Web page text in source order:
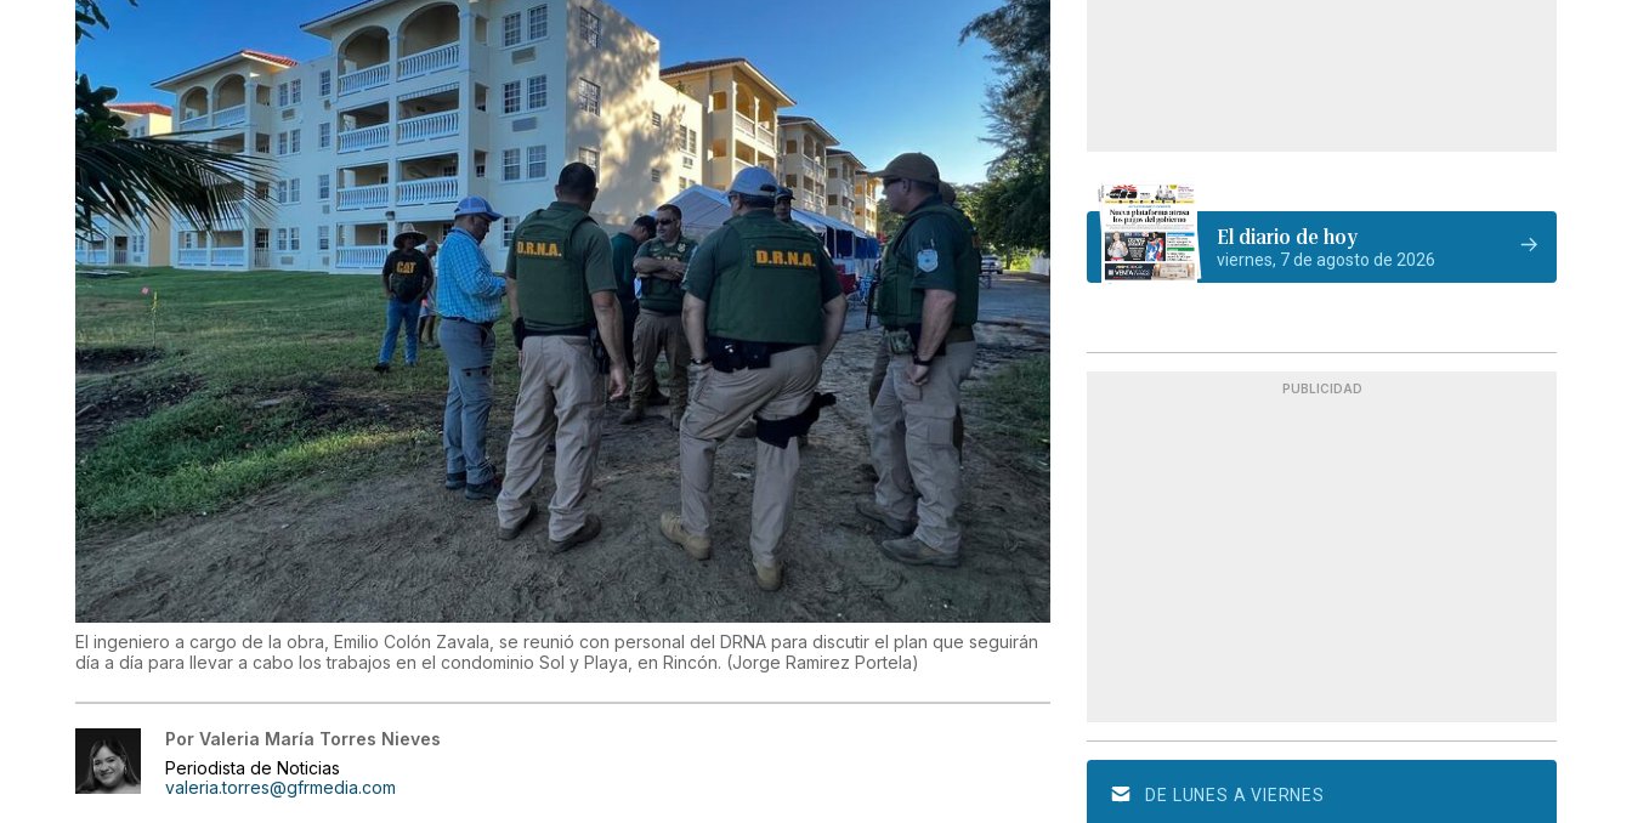
El ingeniero a cargo de la obra, Emilio Colón Zavala, se reunió con personal del DRNA para discutir el plan que seguirán
día a día para llevar a cabo los trabajos en el condominio Sol y Playa, en Rincón. (Jorge Ramirez Portela)
Por Valeria María Torres Nieves
Periodista de Noticias
valeria.torres@gfrmedia.com
El diario de hoy
viernes, 7 de agosto de 2026
PUBLICIDAD
DE LUNES A VIERNES